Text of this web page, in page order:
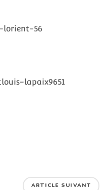
lorient-56
lapaix9651
ARTICLE SUIVANT